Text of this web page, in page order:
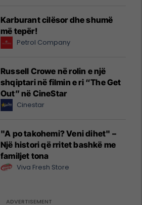
Karburant cilësor dhe shumë
më tepër!
Petrol Company
Russell Crowe në rolin e një
shqiptari në filmin e ri “The Get
Out” në CineStar
Cinestar
"A po takohemi? Veni dihet" –
Një histori që rritet bashkë me
familjet tona
Viva Fresh Store